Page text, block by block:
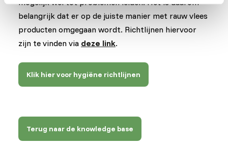
mogelijk wel tot problemen leiden. Het is daarom
belangrijk dat er op de juiste manier met rauw vlees
producten omgegaan wordt. Richtlijnen hiervoor
zijn te vinden via deze link.
Klik hier voor hygiëne richtlijnen
Terug naar de knowledge base